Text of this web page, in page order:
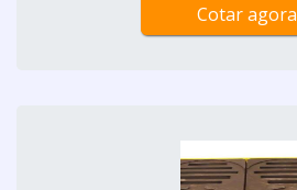
Cotar agora